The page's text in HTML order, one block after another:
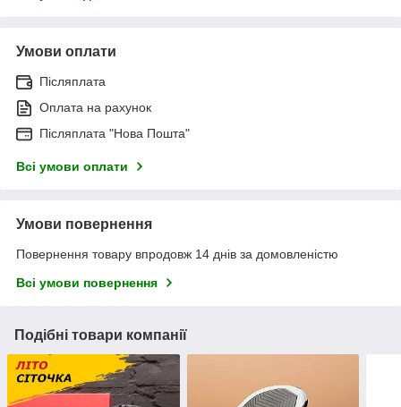
Умови оплати
Післяплата
Оплата на рахунок
Післяплата "Нова Пошта"
Всі умови оплати
Умови повернення
Повернення товару впродовж 14 днів за домовленістю
Всі умови повернення
Подібні товари компанії